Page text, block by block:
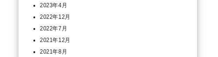
2023年4月
2022年12月
2022年7月
2021年12月
2021年8月